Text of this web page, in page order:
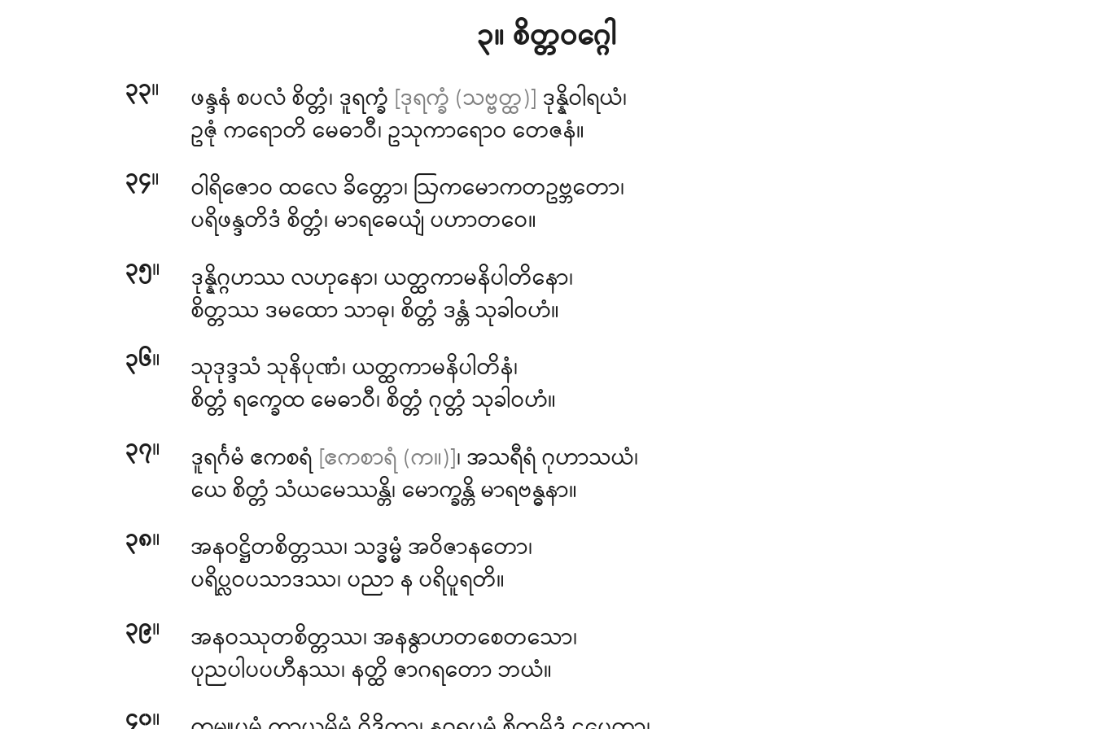
၃။ စိတ္တဝဂ္ဂေါ
၃၃။ ဖန္ဒနံစပလံ စိတ္တံ၊ ဒူရက္ခံ [ဒုရက္ခံ (သဗ္ဗတ္ထ)] ဒုန္နိဝါရယံ၊
ဥဇုံ ကရောတိ မေဓာဝီ၊ ဥသုကာရောဝ တေဇနံ။
၃၄။
ဝါရိဇောဝ ထလေ ခိတ္တော၊ ဩကမောကတဥဗ္ဘတော၊
ပရိဖန္ဒတိဒံ စိတ္တံ၊ မာရဓေယျံ ပဟာတဝေ။
၃၅။
ဒုန္နိဂ္ဂဟဿ လဟုနော၊ ယတ္ထကာမနိပါတိနော၊
စိတ္တဿ ဒမထော သာဓု၊ စိတ္တံ ဒန္တံ သုခါဝဟံ။
၃၆။ သုဒုဒ္ဒသံသုနိပုဏံ၊ ယတ္ထကာမနိပါတိနံ၊
စိတ္တံ ရက္ခေထ မေဓာဝီ၊ စိတ္တံ ဂုတ္တံ သုခါဝဟံ။
၃၇။ ဒူရင်္ဂမံ ဧကစရံ [ဧကစာရံ (က။)]၊ အသရီရံ ဂုဟာသယံ၊
ယေစိတ္တံ သံယမေဿန္တိ၊ မောက္ခန္တိ မာရဗန္ဓနာ။
၃၈။
အနဝဋ္ဌိတစိတ္တဿ၊ သဒ္ဓမ္မံ အဝိဇာနတော၊
ပရိပ္လဝပသာဒဿ၊ ပညာ န ပရိပူရတိ။
၃၉။
အနဝဿုတစိတ္တဿ၊ အနနွာဟတစေတသော၊
ပုညပါပပဟီနဿ၊ နတ္ထိ ဇာဂရတော ဘယံ။
၄၀။